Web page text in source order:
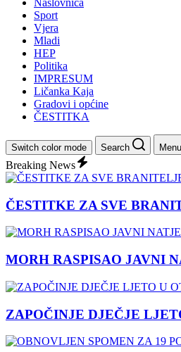
Naslovnica
Sport
Vjera
Mladi
HEP
Politika
IMPRESUM
Ličanka Kaja
Gradovi i općine
ČESTITKA
Switch color mode Search Menu
Breaking News
ČESTITKE ZA SVE
MORH RASPISAO JAVNI
ZAPOČINJE DJEČJE